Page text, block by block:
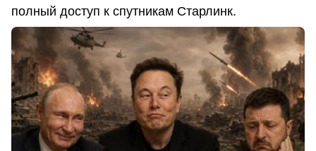
полный доступ к спутникам Старлинк.